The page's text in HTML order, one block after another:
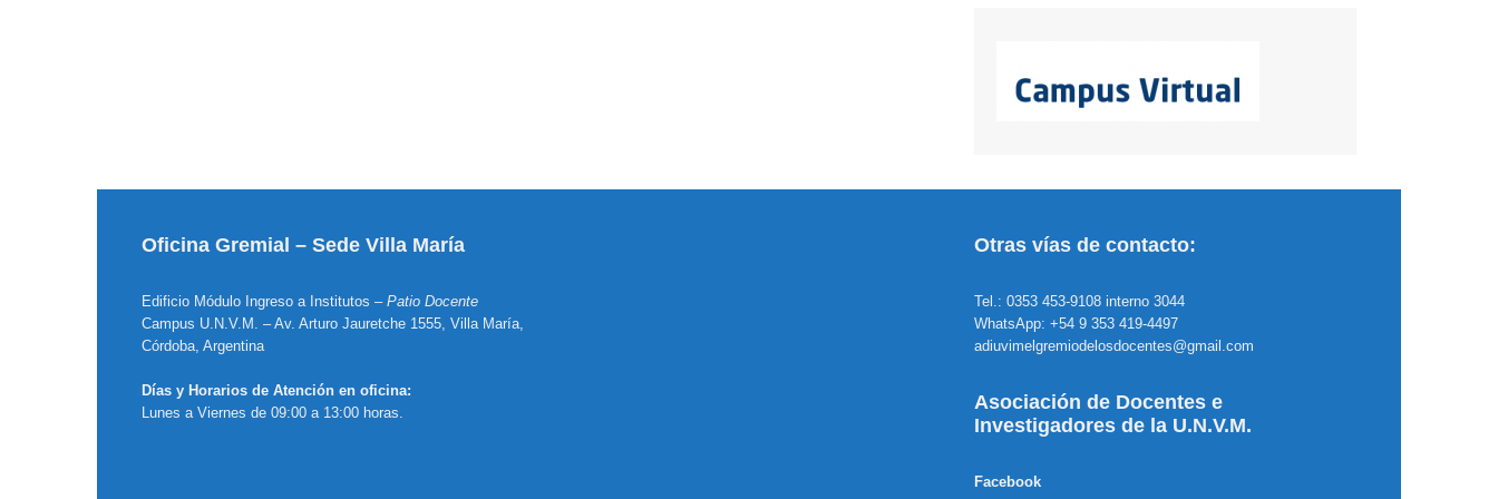
Oficina Gremial – Sede Villa María
Edificio Módulo Ingreso a Institutos – Patio Docente
Campus U.N.V.M. – Av. Arturo Jauretche 1555, Villa María,
Córdoba, Argentina
Días y Horarios de Atención en oficina:
Lunes a Viernes de 09:00 a 13:00 horas.
Otras vías de contacto:
Tel.: 0353 453-9108 interno 3044
WhatsApp: +54 9 353 419-4497
adiuvimelgremiodelosdocentes@gmail.com
Asociación de Docentes e
Investigadores de la U.N.V.M.
Facebook